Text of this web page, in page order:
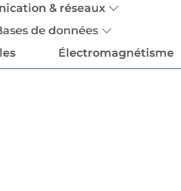
& réseaux
de données
Électromagnétisme